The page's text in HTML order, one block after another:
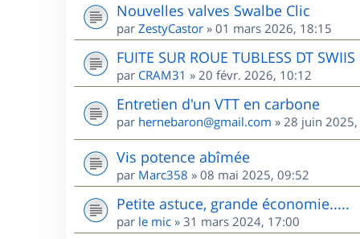
Nouvelles valves Swalbe Clic
par ZestyCastor » 01 mars 2026, 18:15
FUITE SUR ROUE TUBLESS DT
par CRAM31 » 20 févr. 2026, 10:12
Entretien d'un VTT en carbone
par hernebaron@gmail.com » 28 juin 2025,
Vis potence abîmée
par Marc358 » 08 mai 2025, 09:52
Petite astuce, grande économie.....
par le mic » 31 mars 2024, 17:00